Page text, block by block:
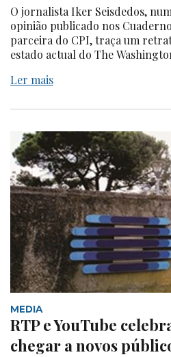
O jornalista Iker Seisdedos,
opinião publicado nos
parceira do CPI, traça um
estado actual do The
Ler mais
MEDIA
RTP e YouTube
chegar a novos